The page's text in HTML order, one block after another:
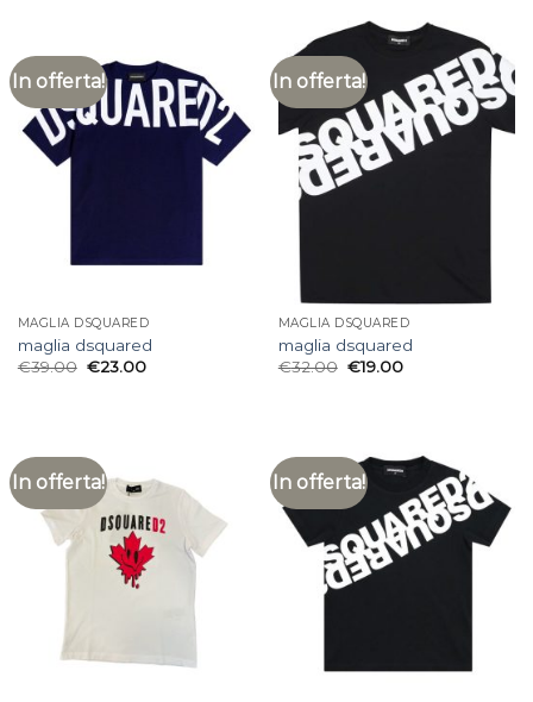
In offerta!
MAGLIA DSQUARED
maglia dsquared
€39.00 €23.00
In offerta!
MAGLIA DSQUARED
maglia dsquared
€32.00 €19.00
In offerta! In offerta!